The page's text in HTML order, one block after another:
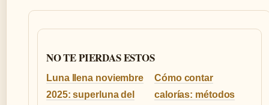
NO TE PIERDAS ESTOS
Luna llena noviembre
2025: superluna del
Cómo contar
calorías: métodos